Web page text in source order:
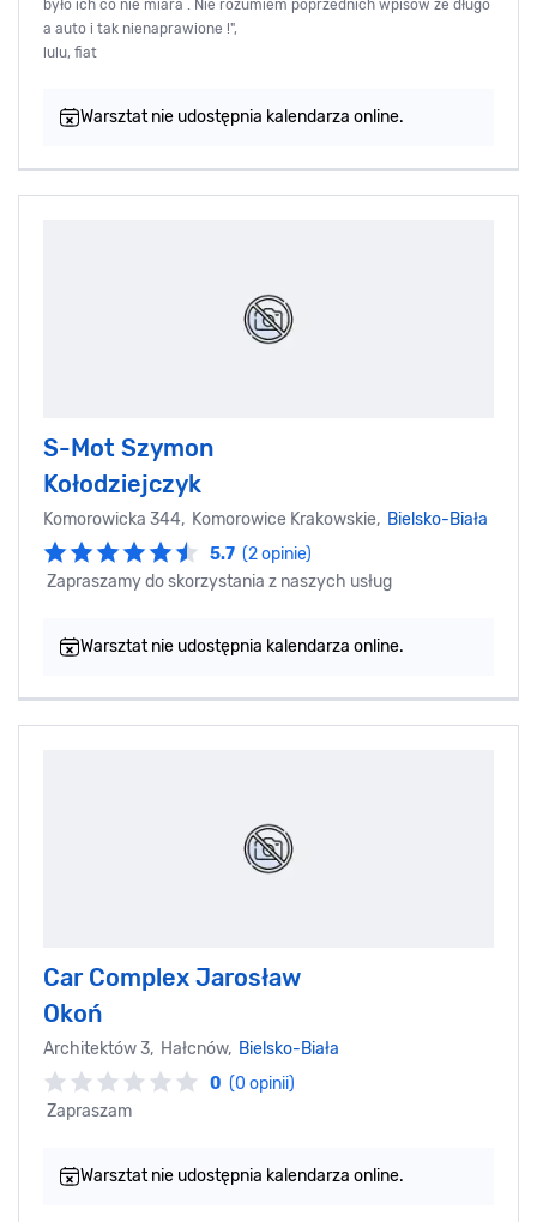
było ich co nie miara . Nie rozumiem poprzednich wpisów że długo
a auto i tak nienaprawione !",
lulu, fiat
Warsztat nie udostępnia kalendarza online.
S-Mot Szymon
Kołodziejczyk
Komorowicka 344, Komorowice Krakowskie, Bielsko-Biała
5.7 (2 opinie)
Zapraszamy do skorzystania z naszych usług
Warsztat nie udostępnia kalendarza online.
Car Complex Jarosław
Okoń
Architektów 3, Hałcnów, Bielsko-Biała
0 (0 opinii)
Zapraszam
Warsztat nie udostępnia kalendarza online.